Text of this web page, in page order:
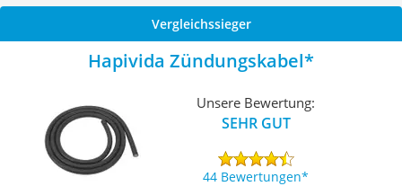
Vergleichssieger
Hapivida Zündungskabel
Unsere Bewertung:
SEHR GUT
44 Bewertungen